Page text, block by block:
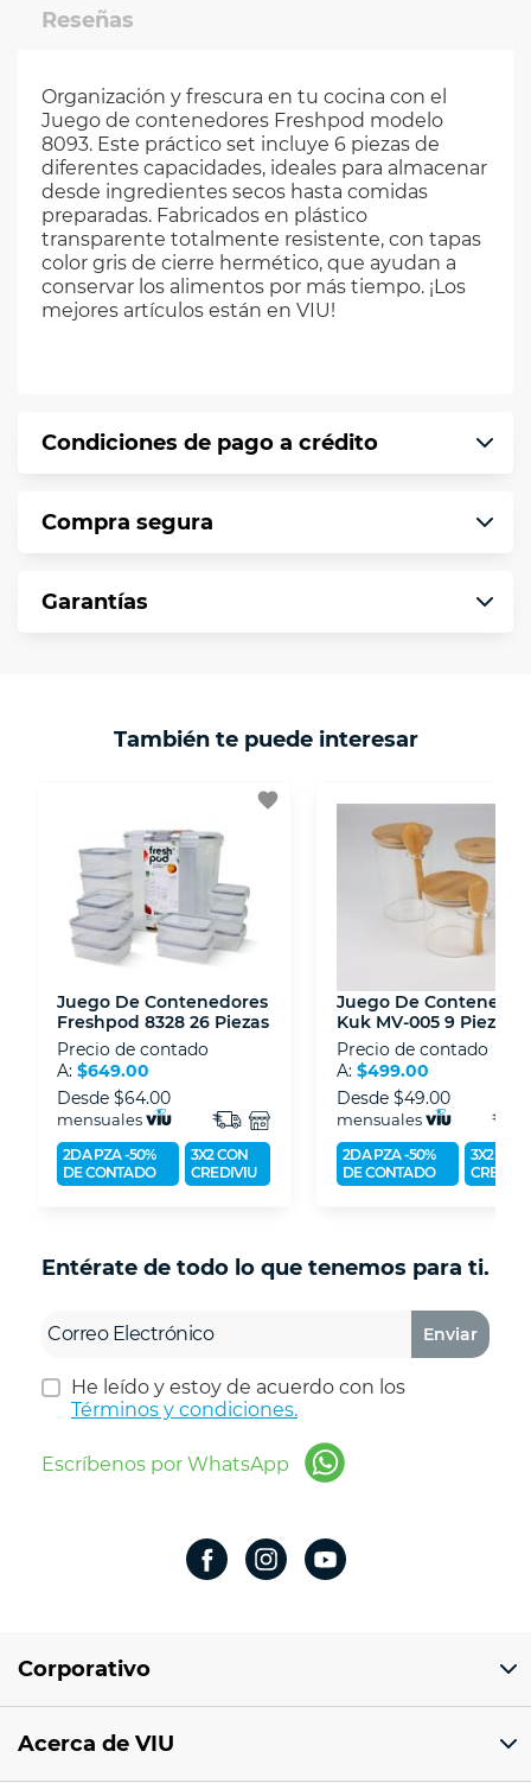
Reseñas
Organización y frescura en tu cocina con el
Juego de contenedores Freshpod modelo
8093. Este práctico set incluye 6 piezas de
diferentes capacidades, ideales para almacenar
desde ingredientes secos hasta comidas
preparadas. Fabricados en plástico
transparente totalmente resistente, con tapas
color gris de cierre hermético, que ayudan a
conservar los alimentos por más tiempo. ¡Los
mejores artículos están en VIU!
Condiciones de pago a crédito
puntualmente. Al finalizar tu compra generas
*Sujeto a aprobación de crédito conforme a
norma de VIU.
Compra segura
segura de principio a fin.
- Certificados de seguridad SSL y Encriptación
- Sello de confianza correspondiente,
disposiciones legales y Códigos de Ética de la
Asociación Mexicana de Internet (AIMX).
- Nos encontramos en la lista de socios Activos
de la Asociación de Internet.MX.
Garantías
También te puede interesar
favorite
Juego De Contenedores
Freshpod 8328 26 Piezas
Precio de contado
A: $649.00
Desde $64.00
mensuales
2DA PZA -50%
DE CONTADO
3X2 CON
CREDIVIU
Juego De
Kuk MV-005 9 Piezas
Precio de contado
A: $499.00
Desde $49.00
mensuales
2DA PZA -50%
DE CONTADO
3X2 CON
Entérate de todo lo que tenemos para ti.
Enviar
He leído y estoy de acuerdo con los
Términos y condiciones.
Escríbenos por WhatsApp
Corporativo
Av 18 de marzo # 309. Colonia la Nogalera.
Acerca de VIU